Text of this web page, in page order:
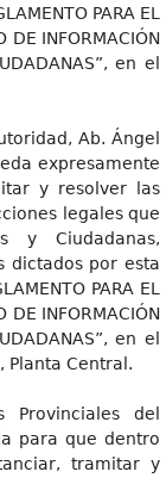
PARA EL
DE INFORMACIÓN
en el
Ab. Ángel
expresamente
y resolver las
legales que
y Ciudadanas,
dictados por esta
PARA EL
DE INFORMACIÓN
en el
Planta Central.
del
para que dentro
tramitar y